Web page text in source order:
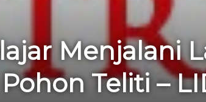
Menjalani
Teliti –